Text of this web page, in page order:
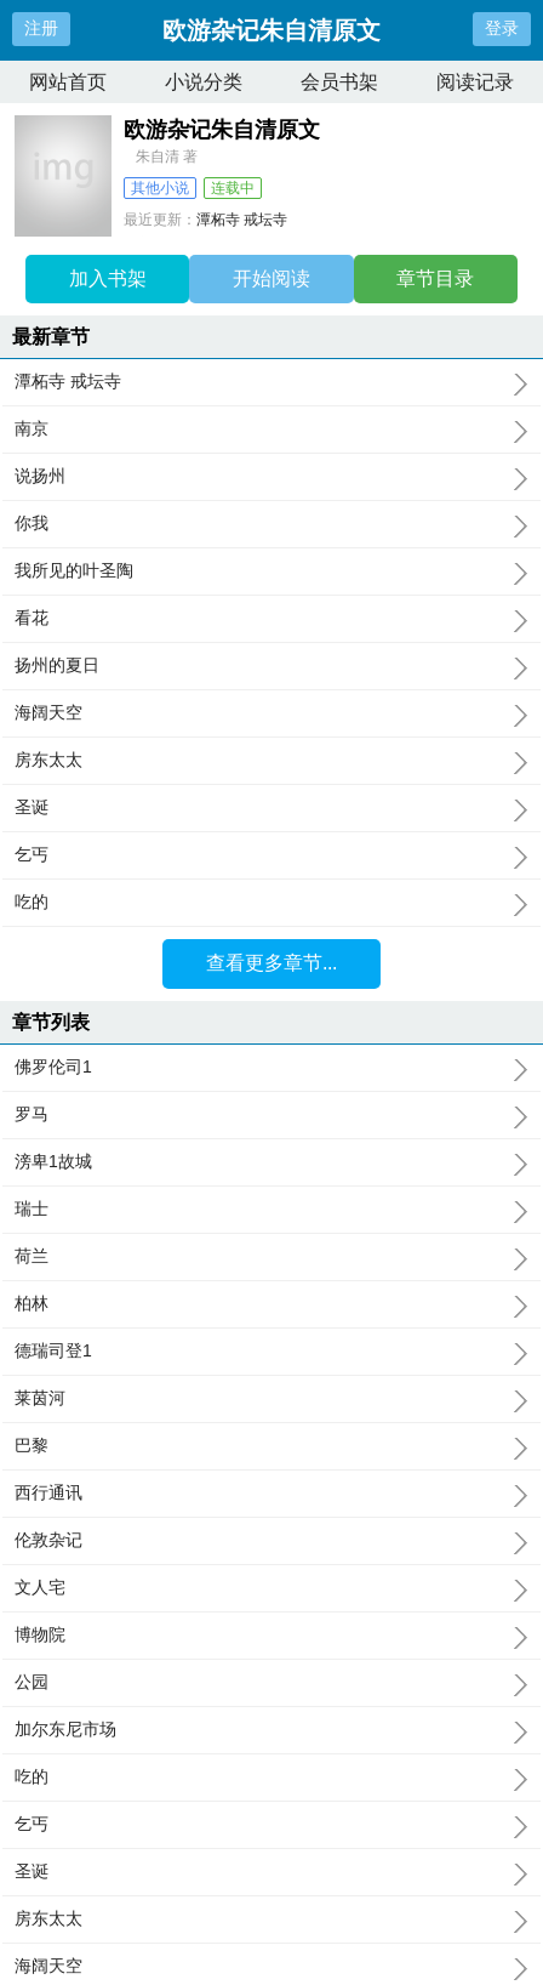
注册 欧游杂记朱自清原文 登录
网站首页 小说分类 会员书架 阅读记录
欧游杂记朱自清原文
朱自清 著
其他小说
连载中
最近更新：潭柘寺 戒坛寺
加入书架 开始阅读 章节目录
最新章节
潭柘寺 戒坛寺
南京
说扬州
你我
我所见的叶圣陶
看花
扬州的夏日
海阔天空
房东太太
圣诞
乞丐
吃的
查看更多章节...
章节列表
佛罗伦司1
罗马
滂卑1故城
瑞士
荷兰
柏林
德瑞司登1
莱茵河
巴黎
西行通讯
伦敦杂记
文人宅
博物院
公园
加尔东尼市场
吃的
乞丐
圣诞
房东太太
海阔天空